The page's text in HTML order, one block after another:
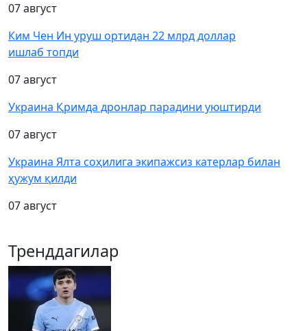
07 август
Ким Чен Ин уруш ортидан 22 млрд доллар
ишлаб топди
07 август
Украина Қримда дронлар парадини уюштирди
07 август
Украина Ялта соҳилига экипажсиз катерлар билан
ҳужум қилди
07 август
Тренддагилар